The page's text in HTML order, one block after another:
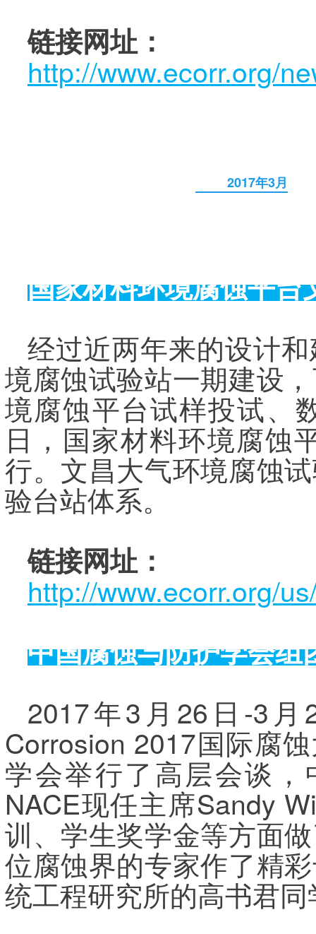
链接网址：
http://www.ecorr.org/
2017年3月
国家材料环境腐蚀平台
经过近两年来的设计
境腐蚀试验站一期建设
境腐蚀平台试样投试、
日，国家材料环境腐蚀
行。文昌大气环境腐蚀
验台站体系。
链接网址：
http://www.ecorr.org/
中国腐蚀与防护学会组
2017年3月26日-3
Corrosion 2017国际腐
学会举行了高层会谈
NACE现任主席Sandy
训、学生奖学金等方面
位腐蚀界的专家作了精
统工程研究所的高书君